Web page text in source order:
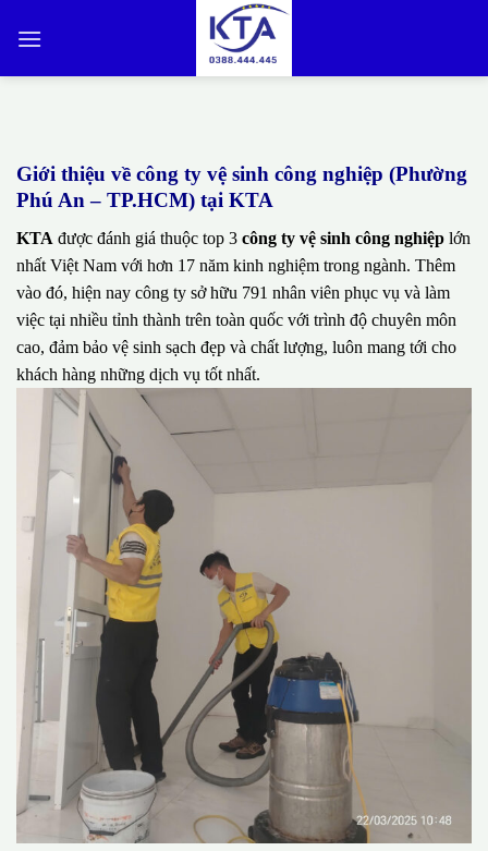
qua
Giới thiệu về công ty vệ sinh công nghiệp (Phường
Phú An – TP.HCM) tại KTA
KTA được đánh giá thuộc top 3 công ty vệ sinh công nghiệp lớn
nhất Việt Nam với hơn 17 năm kinh nghiệm trong ngành. Thêm
vào đó, hiện nay công ty sở hữu 791 nhân viên phục vụ và làm
việc tại nhiều tỉnh thành trên toàn quốc với trình độ chuyên môn
cao, đảm bảo vệ sinh sạch đẹp và chất lượng, luôn mang tới cho
khách hàng những dịch vụ tốt nhất.